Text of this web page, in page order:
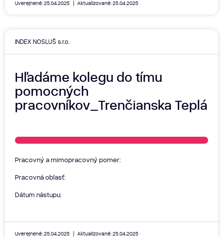
Uverejnené: 25.04.2025 Aktualizované: 25.04.2025
INDEX NOSLUŠ s.r.o.
Hľadáme kolegu do tímu
pomocných
pracovníkov_Trenčianska Teplá
Pracovný a mimopracovný pomer:
Pracovná oblasť:
Dátum nástupu:
Uverejnené: 25.04.2025 Aktualizované: 25.04.2025